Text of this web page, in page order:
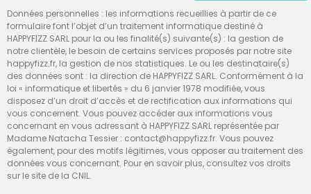
Données personnelles : les informations recueillies à partir de ce
formulaire font l’objet d’un traitement informatique destiné à
HAPPYFIZZ SARL pour la ou les finalité(s) suivante(s) : la gestion de
notre clientèle, le besoin de certains services proposés par notre site
happyfizz.fr, la gestion de nos statistiques. Le ou les destinataire(s)
des données sont : la direction de HAPPYFIZZ SARL. Conformément à la
loi « informatique et libertés » du 6 janvier 1978 modifiée, vous
disposez d’un droit d’accès et de rectification aux informations qui
vous concernent. Vous pouvez accéder aux informations vous
concernant en vous adressant à HAPPYFIZZ SARL représentée par
Madame Natacha Tessier : contact@happyfizz.fr. Vous pouvez
également, pour des motifs légitimes, vous opposer au traitement des
données vous concernant. Pour en savoir plus, consultez vos droits
sur le site de la CNIL.